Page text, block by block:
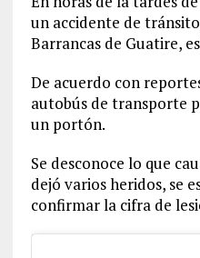
un accidente de
Barrancas de Guatire,
De acuerdo con
autobús de transporte
un portón.
Se desconoce lo que
dejó varios heridos, se
confirmar la cifra de